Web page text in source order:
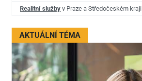
Realitní služby v Praze a Středočeském kraji
AKTUÁLNÍ TÉMA